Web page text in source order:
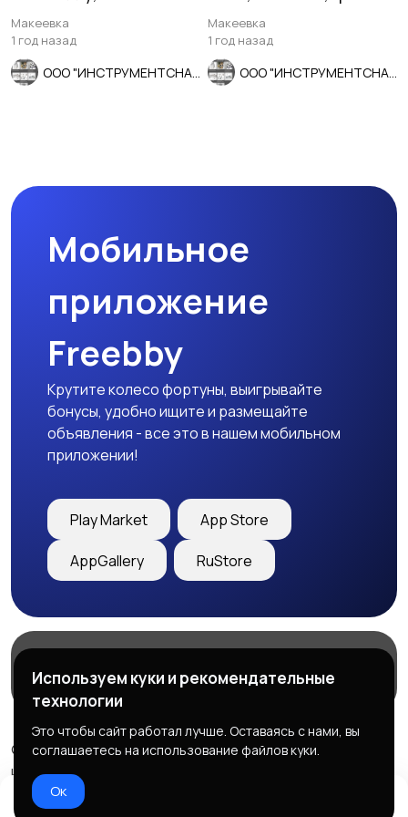
армированный, Луга.
Макеевка
1 год назад
хвост, мелкий шаг, СССР.
Макеевка
1 год назад
Мобильное
приложение
Freebby
Крутите колесо фортуны, выигрывайте
бонусы, удобно ищите и размещайте
объявления - все это в нашем мобильном
приложении!
Play Market App Store
AppGallery RuStore
Служба поддержки
© 2026 Freebby - Сервис бесплатных объявлений ДНР
и ЛНР
Правила сервиса
Используем куки и рекомендательные
технологии
Это чтобы сайт работал лучше. Оставаясь с нами, вы
соглашаетесь на использование файлов куки.
Ок